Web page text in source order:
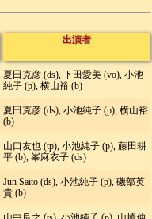
出演者
夏田克彦 (ds), 下田愛美 (vo), 小池
純子 (p), 横山裕 (b)
夏田克彦 (ds), 小池純子 (p), 横山裕
(b)
山口友也 (tp), 小池純子 (p), 藤田耕
平 (b), 峯麻衣子 (ds)
Jun Saito (ds), 小池純子 (p), 磯部英
貴 (b)